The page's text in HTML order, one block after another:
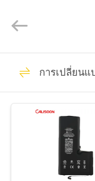
บ้าน
ผลิตภัณฑ์
Yoodertumn
Electronics
All
Reserved.
แบตเ
โทรศั
การเปลี่ยนแ